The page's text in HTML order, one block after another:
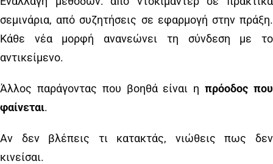
σεμινάρια, από συζητήσεις σε εφαρμογή στην πράξη.
Κάθε νέα μορφή ανανεώνει τη σύνδεση με το
αντικείμενο.
Άλλος παράγοντας που βοηθά είναι ηπρόοδος που
φαίνεται.
Αν δεν βλέπεις τι κατακτάς, νιώθεις πως δεν
κινείσαι.